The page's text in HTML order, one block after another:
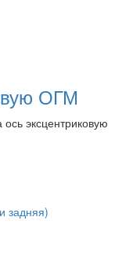
ОГМ
эксцентриковую